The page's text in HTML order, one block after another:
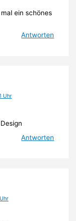
ein schönes
Antworten
Uhr
Antworten